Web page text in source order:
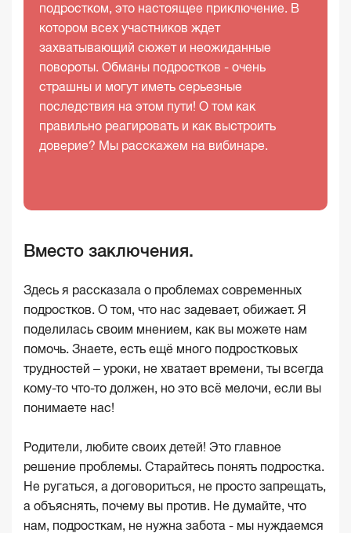
подростком, это настоящее приключение. В
котором всех участников ждет
захватывающий сюжет и неожиданные
повороты. Обманы подростков - очень
страшны и могут иметь серьезные
последствия на этом пути! О том как
правильно реагировать и как выстроить
доверие? Мы расскажем на вибинаре.
Вместо заключения.
Здесь я рассказала о проблемах современных
подростков. О том, что нас задевает, обижает. Я
поделилась своим мнением, как вы можете нам
помочь. Знаете, есть ещё много подростковых
трудностей – уроки, не хватает времени, ты всегда
кому-то что-то должен, но это всё мелочи, если вы
понимаете нас!
Родители, любите своих детей! Это главное
решение проблемы. Старайтесь понять подростка.
Не ругаться, а договориться, не просто запрещать,
а объяснять, почему вы против. Не думайте, что
нам, подросткам, не нужна забота - мы нуждаемся